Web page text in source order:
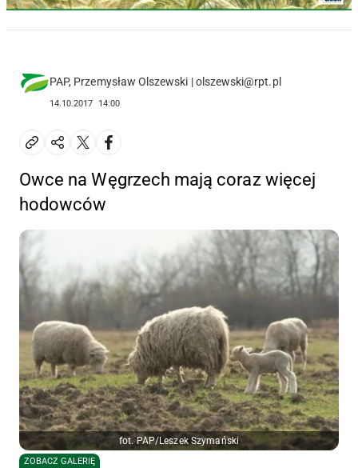
PAP, Przemysław Olszewski | olszewski@rpt.pl
14.10.2017 14:00
Owce na Węgrzech mają coraz więcej
hodowców
fot. PAP/Leszek Szymański
ZOBACZ GALERIĘ